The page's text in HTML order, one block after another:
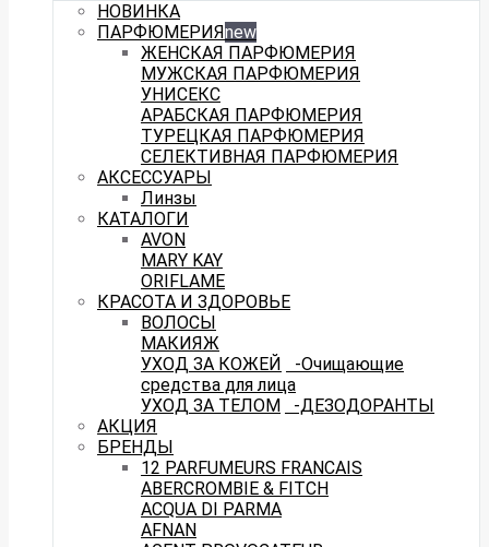
НОВИНКА
ПАРФЮМЕРИЯnew
ЖЕНСКАЯ ПАРФЮМЕРИЯ
МУЖСКАЯ ПАРФЮМЕРИЯ
УНИСЕКС
АРАБСКАЯ ПАРФЮМЕРИЯ
ТУРЕЦКАЯ ПАРФЮМЕРИЯ
СЕЛЕКТИВНАЯ ПАРФЮМЕРИЯ
АКСЕССУАРЫ
Линзы
КАТАЛОГИ
AVON
MARY KAY
ORIFLAME
КРАСОТА И ЗДОРОВЬЕ
ВОЛОСЫ
МАКИЯЖ
УХОД ЗА КОЖЕЙ
-Очищающие
средства для лица
УХОД ЗА ТЕЛОМ
-ДЕЗОДОРАНТЫ
АКЦИЯ
БРЕНДЫ
12 PARFUMEURS FRANCAIS
ABERCROMBIE & FITCH
ACQUA DI PARMA
AFNAN